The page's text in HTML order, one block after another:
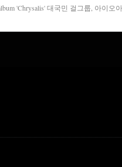
'Chrysalis' 대국민 걸그룹, 아이